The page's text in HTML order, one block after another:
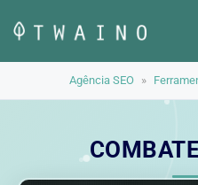
para
o
Agência SEO »